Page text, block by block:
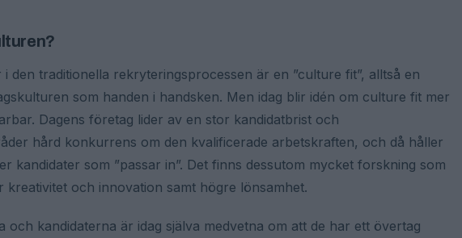
den traditionella rekryteringsprocessen är en ”culture fit”, alltså en
som handen i handsken. Men idag blir idén om culture fit mer
Dagens företag lider av en stor kandidatbrist och
hård konkurrens om den kvalificerade arbetskraften, och då håller
kandidater som ”passar in”. Det finns dessutom mycket forskning som
kreativitet och innovation samt högre lönsamhet.
och kandidaterna är idag själva medvetna om att de har ett övertag